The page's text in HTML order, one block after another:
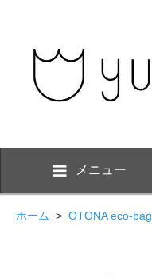
メニュー
ホーム > OTONA eco-bag